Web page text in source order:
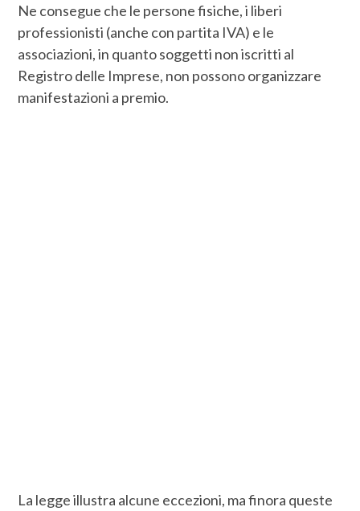
Ne consegue che le persone fisiche, i liberi
professionisti (anche con partita IVA) e le
associazioni, in quanto soggetti non iscritti al
Registro delle Imprese, non possono organizzare
manifestazioni a premio.
La legge illustra alcune eccezioni, ma finora queste